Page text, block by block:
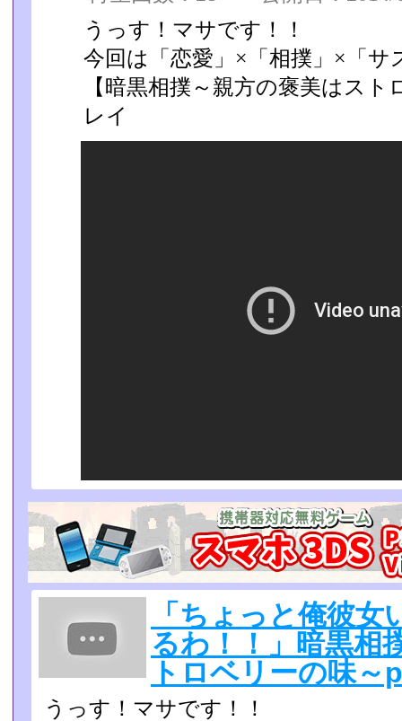
うっす！マサです！！
今回は「恋愛」×「相撲」×「サ
【暗黒相撲～親方の褒美はス
レイ
「ちょっと俺彼
るわ！！」暗黒相
トロベリーの味
うっす！マサです！！